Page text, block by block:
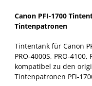
Canon PFI-1700
Tintenpatronen
Tintentank für Canon
PRO-4000S, PRO-4100,
kompatibel zu den
Tintenpatronen PFI-